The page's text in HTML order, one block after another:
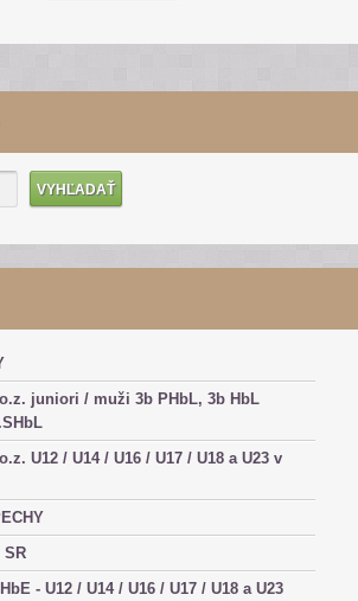
juniori / muži 3b PHbL, 3b HbL
U12 / U14 / U16 / U17 / U18 a U23 v
SR
- U12 / U14 / U16 / U17 / U18 a U23